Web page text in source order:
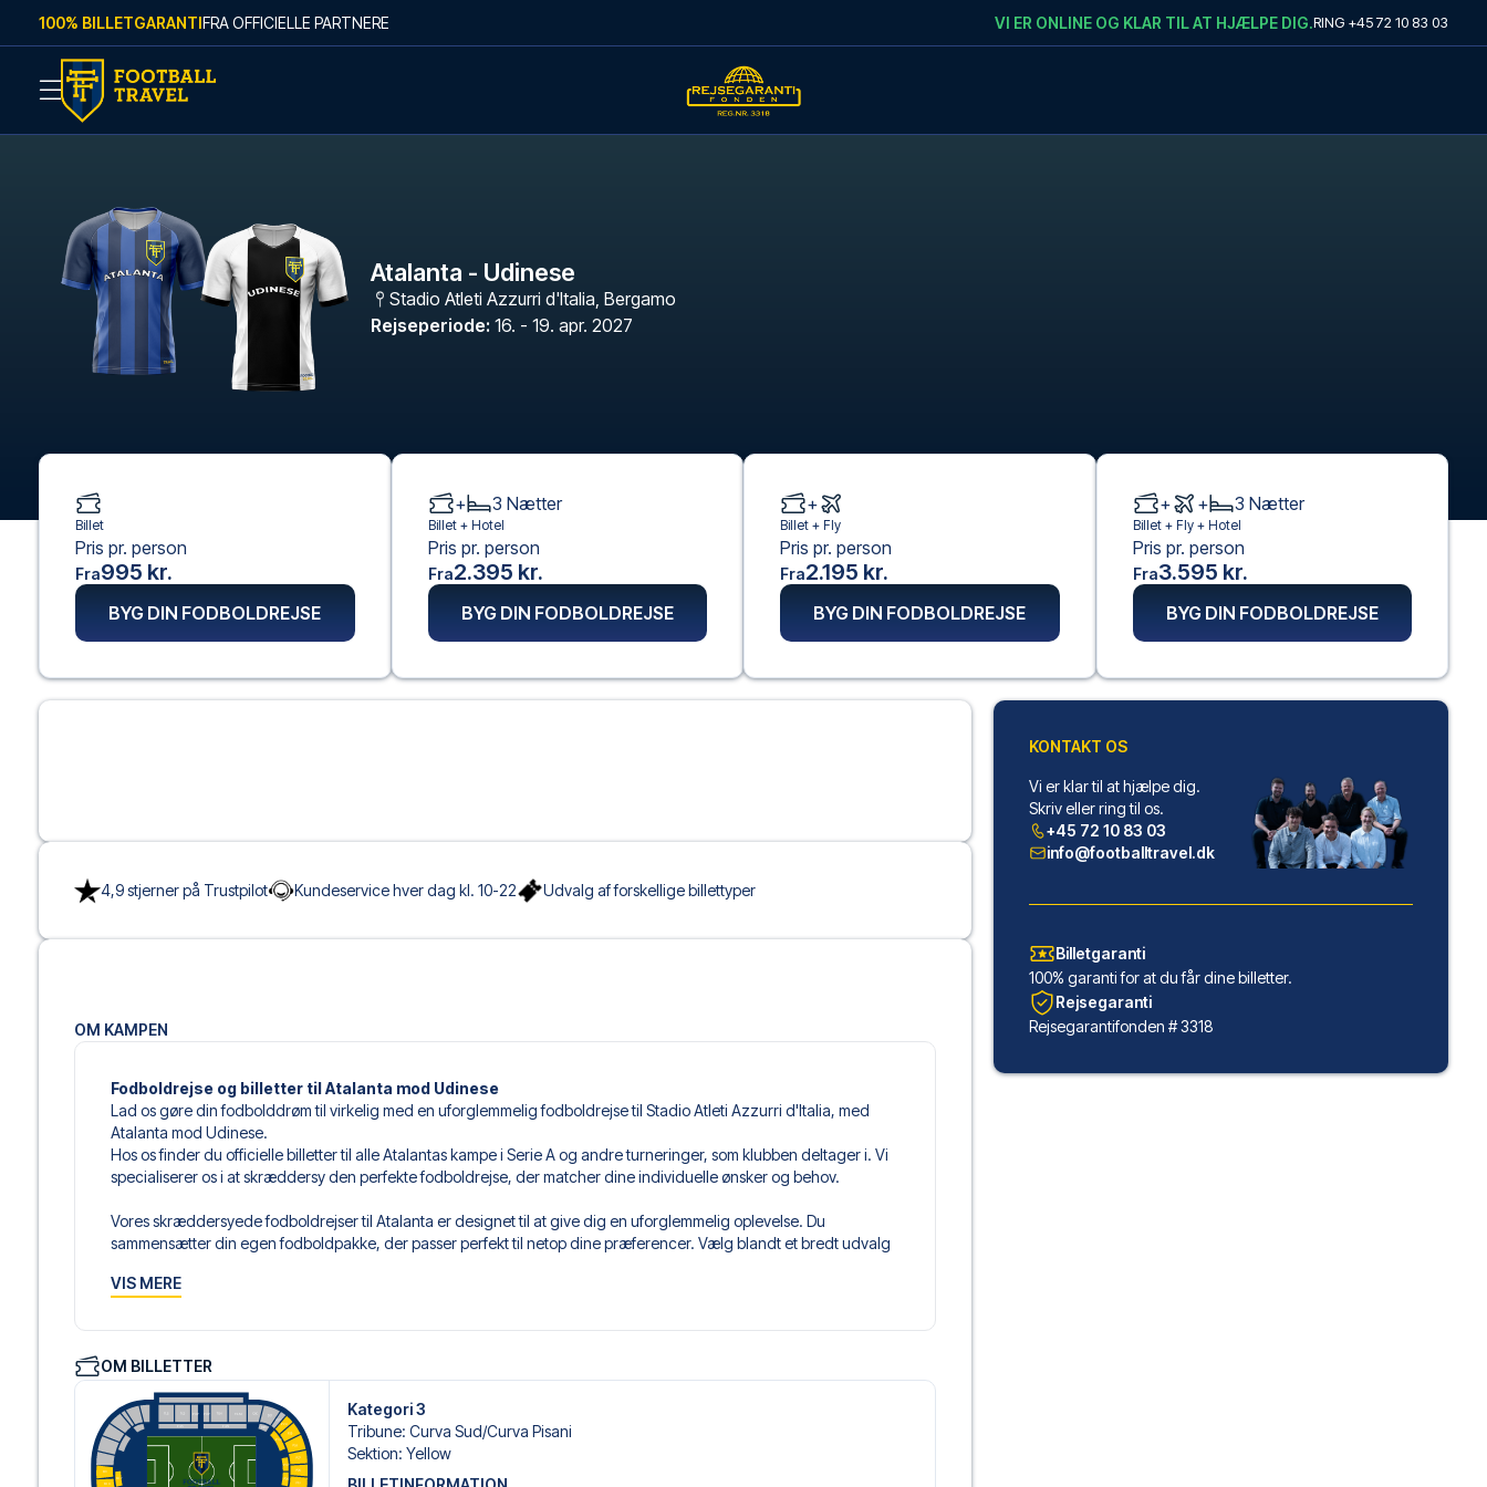
Skip to content
100% BILLETGARANTIFRA OFFICIELLE PARTNERE VI ER ONLINE OG KLAR TIL AT HJÆLPE DIG.RING +45 72 10 83 03
Atalanta - Udinese
Stadio Atleti Azzurri d'Italia, Bergamo
Rejseperiode: 16. - 19. apr. 2027
4,9 stjerner på Trustpilot Kundeservice hver dag kl. 10-22 Udvalg af forskellige billettyper
OM KAMPEN
Fodboldrejse og billetter til Atalanta mod Udinese
Lad os gøre din fodbolddrøm til virkelig med en uforglemmelig fodboldrejse til Stadio Atleti Azzurri d'Italia, med
Atalanta mod Udinese.
Hos os finder du officielle billetter til alle Atalantas kampe i Serie A og andre turneringer, som klubben deltager i. Vi
specialiserer os i at skræddersy den perfekte fodboldrejse, der matcher dine individuelle ønsker og behov.
Vores skræddersyede fodboldrejser til Atalanta er designet til at give dig en uforglemmelig oplevelse. Du
sammensætter din egen fodboldpakke, der passer perfekt til netop dine præferencer. Vælg blandt et bredt udvalg
det er en hospitality-billet. En hospitality-billet, er en billet, hvor der er mere inkluderet end selve billetten. Det kan
du vælger billettypen, og på dine rejsedokumenter.
Vi tilbyder et bredt udvalg af håndplukkede hoteller i Bergamo, der passer til enhver smag og ethvert budget. Fra
luksuriøse 5-stjernede hoteller til charmerende boutiquehoteller og prisvenlige alternativer – vi har noget for
enhver rejsende. Vi tager højde for beliggenhed, komfort og pris. Det eneste du skal gøre er at vælge det hotel der
VIS MERE
OM BILLETTER
Kategori 3
Tribune: Curva Sud/​Curva Pisani
Sektion: Yellow
Billet
Pris pr. person
Fra995 kr.
BYG DIN FODBOLDREJSE
+ 3 Nætter
Billet + Hotel
Pris pr. person
Fra2.395 kr.
BYG DIN FODBOLDREJSE
+
Billet + Fly
Pris pr. person
Fra2.195 kr.
BYG DIN FODBOLDREJSE
+ + 3 Nætter
Billet + Fly+ Hotel
Pris pr. person
Fra3.595 kr.
BYG DIN FODBOLDREJSE
KONTAKT OS
Vi er klar til at hjælpe dig.
Skriv eller ring til os.
+45 72 10 83 03
info@footballtravel.dk
Billetgaranti
100% garanti for at du får dine billetter.
Rejsegaranti
Rejsegarantifonden # 3318